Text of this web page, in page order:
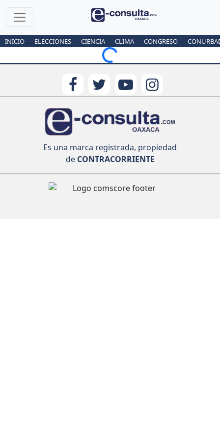
INICIO ELECCIONES CIENCIA CLIMA CONGRESO
Loading...
Es una marca registrada, propiedad
deCONTRACORRIENTE